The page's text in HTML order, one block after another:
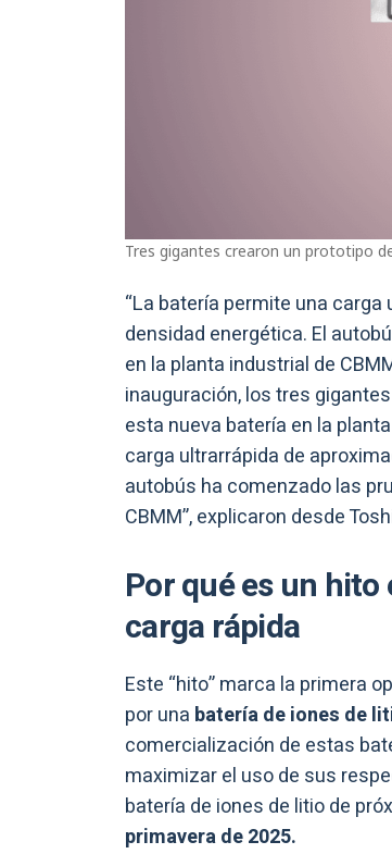
Tres gigantes crearon un prototipo
“La batería permite una carga
densidad energética. El
en la planta industrial de
inauguración, los tres
esta nueva batería en la
carga ultrarrápida de
autobús ha comenzado las
CBMM”, explicaron desde
Por qué es un
carga rápida
Este “hito” marca la primera
por una batería de iones de
comercialización de estas
maximizar el uso de sus
batería de iones de litio de
primavera de 2025.